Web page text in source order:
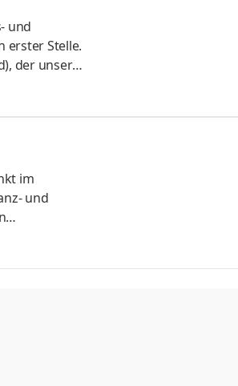
und
erster Stelle.
der unsere
,
Reparatur-
im
und